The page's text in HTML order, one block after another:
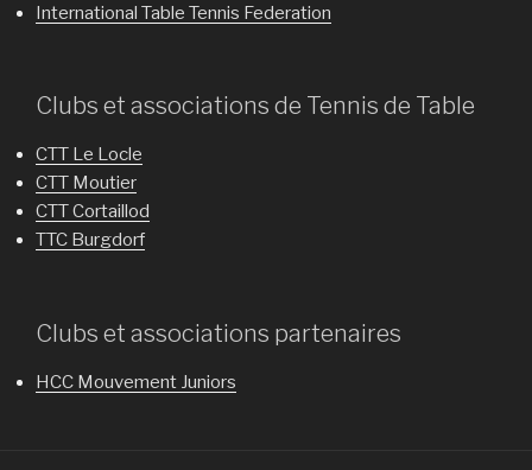
International Table Tennis Federation
Clubs et associations de Tennis de Table
CTT Le Locle
CTT Moutier
CTT Cortaillod
TTC Burgdorf
Clubs et associations partenaires
HCC Mouvement Juniors